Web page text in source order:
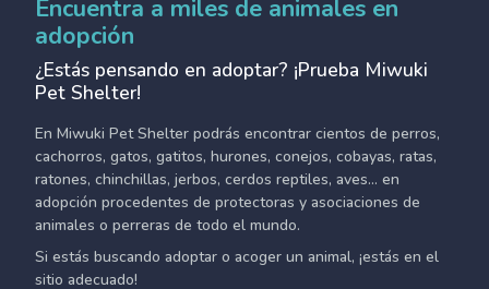
Encuentra a miles de animales en
adopción
¿Estás pensando en adoptar? ¡Prueba Miwuki
Pet Shelter!
En Miwuki Pet Shelter podrás encontrar cientos de perros,
cachorros, gatos, gatitos, hurones, conejos, cobayas, ratas,
ratones, chinchillas, jerbos, cerdos reptiles, aves... en
adopción procedentes de protectoras y asociaciones de
animales o perreras de todo el mundo.
Si estás buscando adoptar o acoger un animal, ¡estás en el
sitio adecuado!